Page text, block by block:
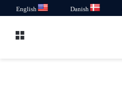
Danish
English